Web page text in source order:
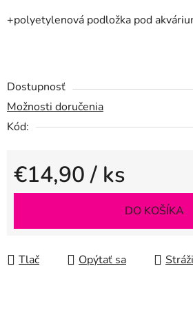
+polyetylenová podložka pod
Dostupnosť
Možnosti doručenia
Kód:
€14,90/ ks
Jednotková cena:
DO KOŠÍKA
Tlač Opýtať sa